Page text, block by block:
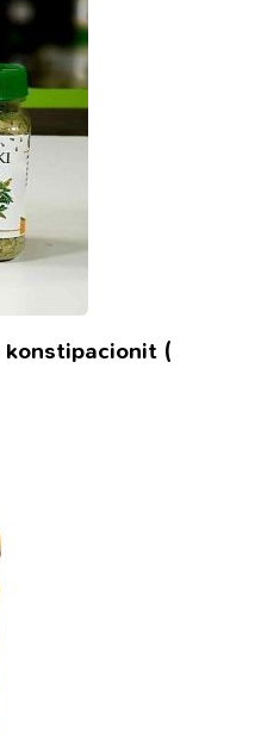
konstipacionit (